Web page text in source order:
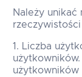
Należy
Liczba
użytkowników